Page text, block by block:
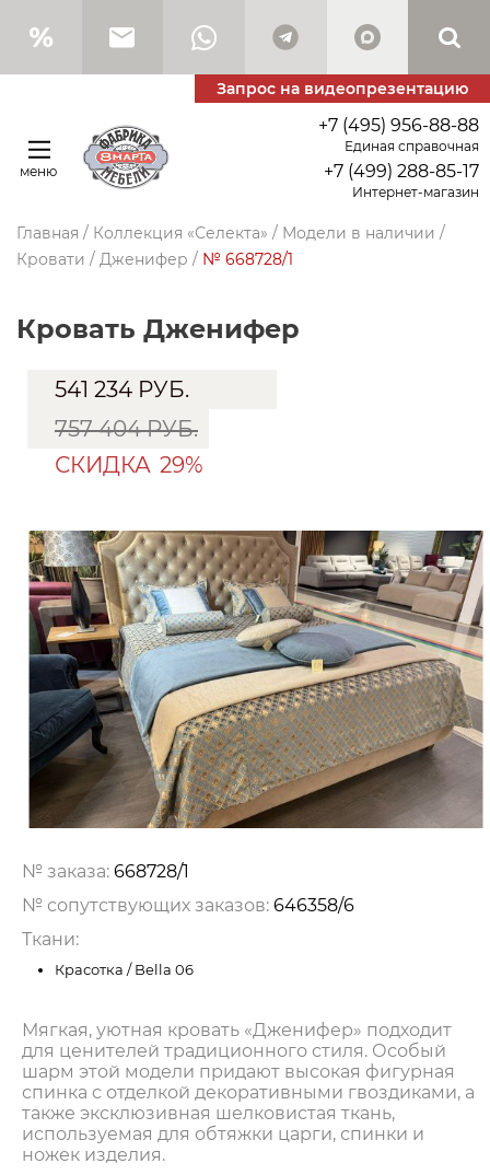
Запрос на видеопрезентацию
меню
+7 (495) 956-88-88
Единая справочная
+7 (499) 288-85-17
Интернет-магазин
Главная / Коллекция «Селекта» / Модели в наличии /
Кровати / Дженифер / № 668728/1
кровать Дженифер
541 234 РУБ.
757 404 РУБ.
СКИДКА 29%
№ заказа: 668728/1
№ сопутствующих заказов: 646358/6
Ткани:
Красотка / Bella 06
Мягкая, уютная кровать «Дженифер» подходит
для ценителей традиционного стиля. Особый
шарм этой модели придают высокая фигурная
спинка с отделкой декоративными гвоздиками, а
также эксклюзивная шелковистая ткань,
используемая для обтяжки царги, спинки и
ножек изделия.